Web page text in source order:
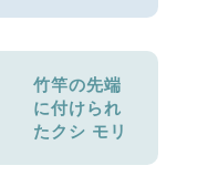
竹竿の先端
に付けられ
たクシ モリ